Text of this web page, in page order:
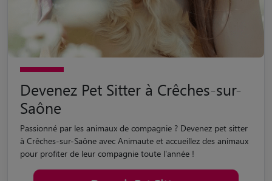
Devenez Pet Sitter à Crêches-sur-
Saône
Passionné par les animaux de compagnie ? Devenez pet sitter
à Crêches-sur-Saône avec Animaute et accueillez des animaux
pour profiter de leur compagnie toute l'année !